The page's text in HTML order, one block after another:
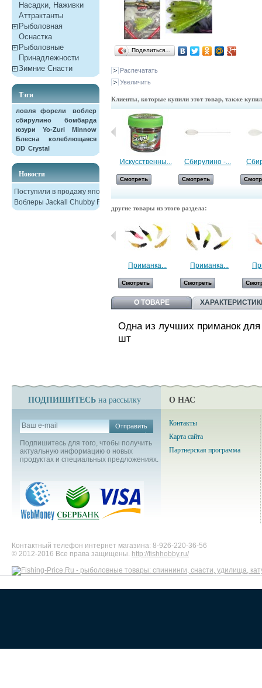
Насадки, Наживки
Aттрактанты
Рыболовная
Оснастка
Рыболовные
Принадлежности
Зимние Снасти
Тэги
ловля форели
воблер
сбирулино
бомбарда
юзури
Yo-Zuri
Minnow
Блесна колеблющаяся
DD Crystal
Новости
Поступили в продажу японские
Воблеры Jackall Chubby F38
Поделиться…
Распечатать
Увеличить
Клиенты, которые купили этот товар, также
Личинки пчел... Искусственны...
Смотреть
Сбирулино -...
Смотреть
другие товары из этого раздела:
Приманка...
Смотреть
Приманка...
Смотреть
О ТОВАРЕ
Одна из лучших приманок
шт
ПОДПИШИТЕСЬ на рассылку
Отправить
Подпишитесь для того, чтобы получить
актуальную информацию о новых
продуктах и специальных предложениях.
О НАС
Контакты
Карта сайта
Партнерская программа
Контактный телефон интернет магазина: 8-926-220-36-56
© 2012-2016 Все права защищены. http://fishhobby.ru/